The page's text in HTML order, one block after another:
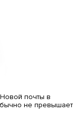
почты в
не превышает